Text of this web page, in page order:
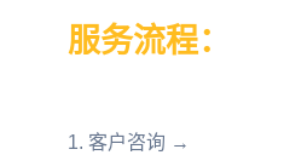
服务流程：
1. 客户咨询 →